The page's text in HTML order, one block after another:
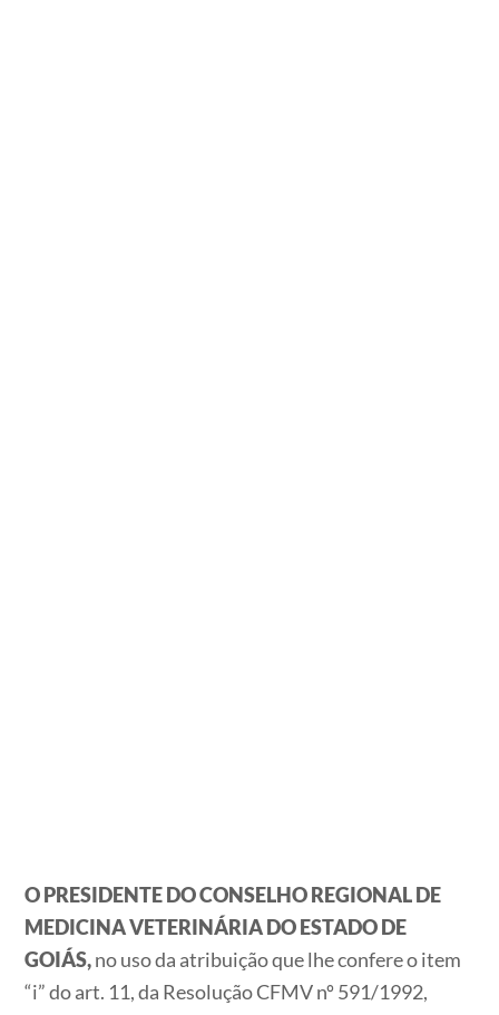
O PRESIDENTE DO CONSELHO REGIONAL DE
MEDICINA VETERINÁRIA DO ESTADO DE
GOIÁS,no uso da atribuição que lhe confere o item
“i” do art. 11, da Resolução CFMV nº 591/1992,